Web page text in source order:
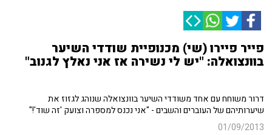
פייר פיירו (שי) מכנופיית שודדי השיער
בוונצואלה: "יש לי נשירה אז אני נאלץ לגנוב"
דרור משוחח עם אחד משודדי השיער בוונצואלה שנוהג לגזוז את
שיערותיהם של העוברים והשבים - "אני נכנס למספרה וצועק 'זה שוד'!"
01/09/2013